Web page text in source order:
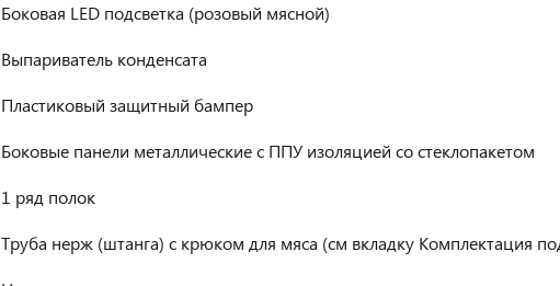
Боковая LED подсветка (розовый мясной)
Выпариватель конденсата
Пластиковый защитный бампер
Боковые панели металлические с ППУ изоляцией со стеклопакетом
1 ряд полок
Труба нерж (штанга) с крюком для мяса (см вкладку Комплектация